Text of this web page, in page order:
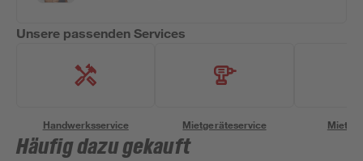
Unsere passenden Services
Handwerksservice Mietgeräteservice
Häufig dazu gekauft